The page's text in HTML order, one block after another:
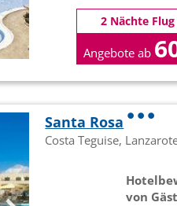
2 Nächte
Angebote ab
Santa Rosa
Costa Teguise,
von